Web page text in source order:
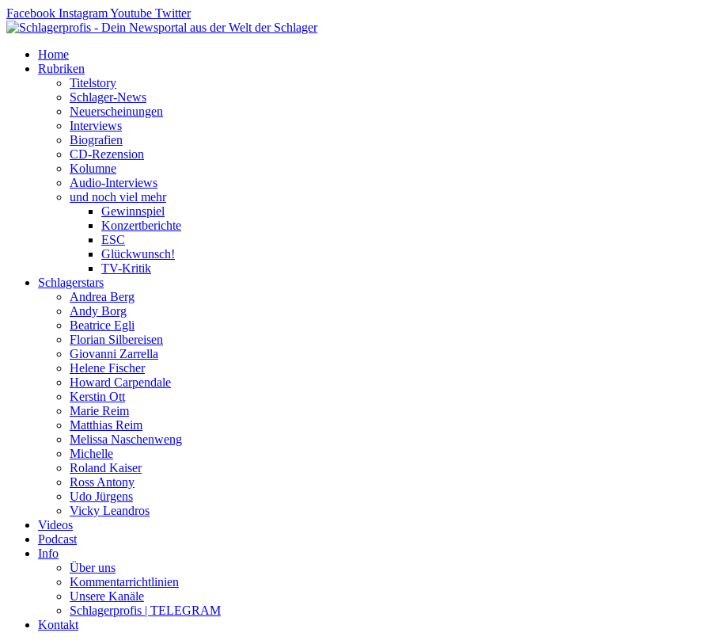
Zum
Inhalt
Facebook InstagramYoutube Twitter
Home
Rubriken
Titelstory
Schlager-News
Neuerscheinungen
Interviews
Biografien
CD-Rezension
Kolumne
Audio-Interviews
und noch viel mehr
Gewinnspiel
Konzertberichte
ESC
Glückwunsch!
TV-Kritik
Schlagerstars
Andrea Berg
Andy Borg
Beatrice Egli
Florian Silbereisen
Giovanni Zarrella
Helene Fischer
Howard Carpendale
Kerstin Ott
Marie Reim
Matthias Reim
Melissa Naschenweng
Michelle
Roland Kaiser
Ross Antony
Udo Jürgens
Vicky Leandros
Videos
Podcast
Info
Über uns
Kommentarrichtlinien
Unsere Kanäle
Schlagerprofis | TELEGRAM
Kontakt